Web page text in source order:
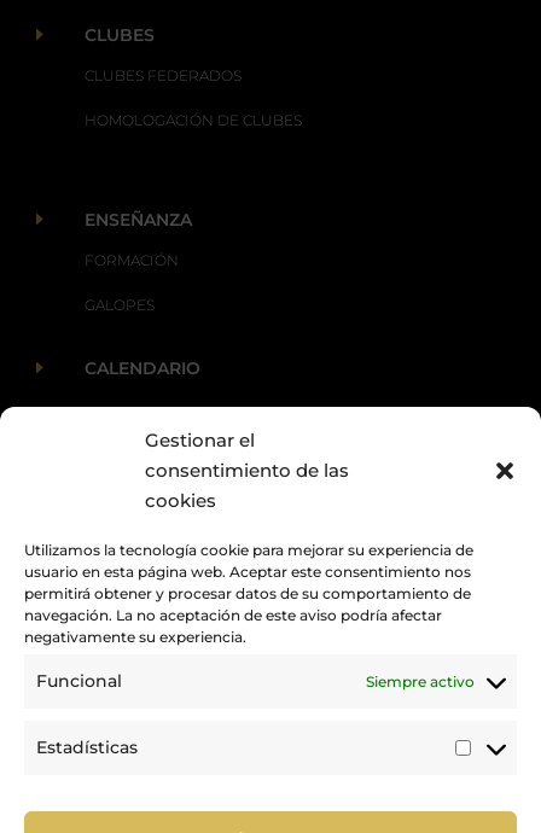
Gestionar el
consentimiento de las
cookies
Utilizamos la tecnología cookie para mejorar su experiencia de
usuario en esta página web. Aceptar este consentimiento nos
permitirá obtener y procesar datos de su comportamiento de
navegación. La no aceptación de este aviso podría afectar
negativamente su experiencia.
Funcional Siempre activo
Estadísticas
E CLUBES
CLUBES FEDERADOS
HOMOLOGACIÓN DE CLUBES
E ENSEÑANZA
FORMACIÓN
GALOPES
E CALENDARIO
ACTUALIDAD
Promovemos y desarrollamos la práctica de la hípica en Canarias.